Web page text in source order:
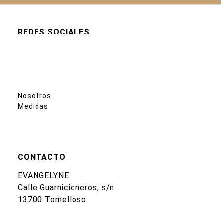
REDES SOCIALES
Nosotros
Medidas
CONTACTO
EVANGELYNE
Calle Guarnicioneros, s/n
13700 Tomelloso